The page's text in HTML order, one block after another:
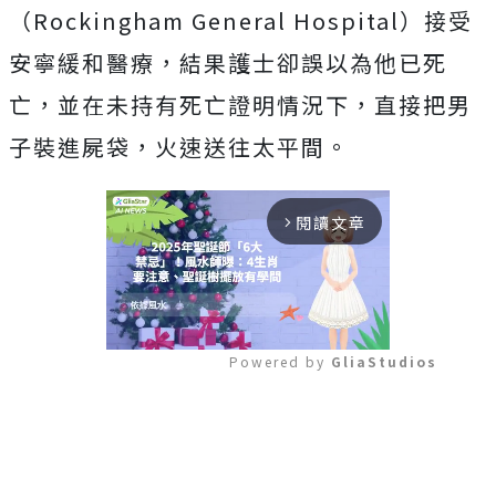
（Rockingham General Hospital）接受
安寧緩和醫療，結果護士卻誤以為他已死
亡，並在未持有死亡證明情況下，直接把男
子裝進屍袋，火速送往太平間。
arrow_forward_ios 閱讀文章
Powered by GliaStudios